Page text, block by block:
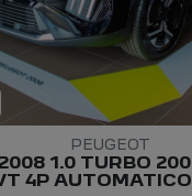
PEUGEOT
1.0 TURBO
4P